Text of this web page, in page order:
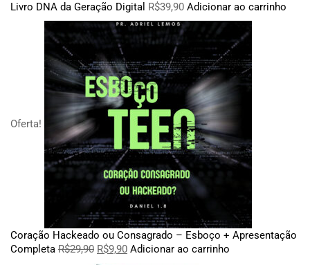
Livro DNA da Geração Digital R$39,90 Adicionar ao carrinho
Oferta!
Coração Hackeado ou Consagrado – Esboço + Apresentação
Completa R$29,90 R$9,90 Adicionar ao carrinho